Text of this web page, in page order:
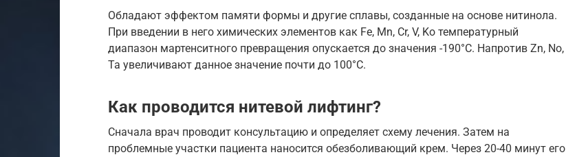
Обладают эффектом памяти формы и другие сплавы, созданные на основе нитинола.
При введении в него химических элементов как Fe, Mn, Cr, V, Ko температурный
диапазон мартенситного превращения опускается до значения -190°С. Напротив Zn, No,
Ta увеличивают данное значение почти до 100°С.
Как проводится нитевой лифтинг?
Сначала врач проводит консультацию и определяет схему лечения. Затем на
проблемные участки пациента наносится обезболивающий крем. Через 20-40 минут его